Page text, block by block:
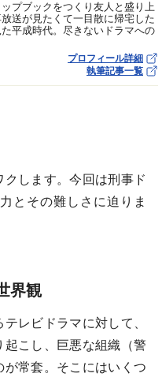
プブックをつくり友人と盛り上
送が見たくて一目散に帰宅した
平成時代。尽きないドラマへの
プロフィール詳細
執筆記事一覧
します。今回は刑事ド
とその難しさに迫りま
界観
レビドラマに対して、
こし、巨悪な組織（警
常套。そこにはいくつ